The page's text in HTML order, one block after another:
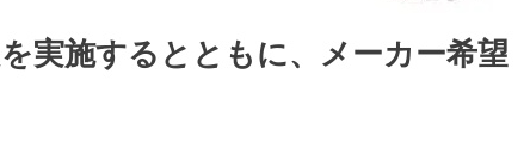
実施するとともに、メーカー希望